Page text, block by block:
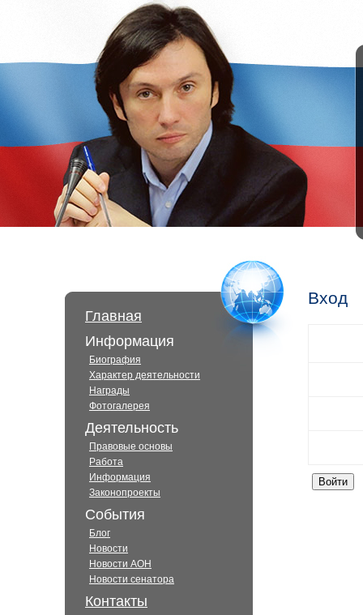
Главная
Информация
Биография
Характер деятельности
Награды
Фотогалерея
Деятельность
Правовые основы
Работа
Информация
Законопроекты
События
Блог
Новости
Новости АОН
Новости сенатора
Контакты
Вход